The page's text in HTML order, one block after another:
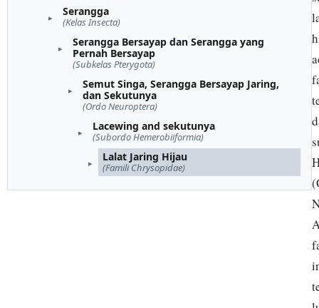
Serangga
(Kelas Insecta)
Serangga Bersayap dan Serangga yang
Pernah Bersayap
(Subkelas Pterygota)
Semut Singa, Serangga Bersayap Jaring,
dan Sekutunya
(Ordo Neuroptera)
Lacewing and sekutunya
(Subordo Hemerobiiformia)
Lalat Jaring Hijau
(Famili Chrysopidae)